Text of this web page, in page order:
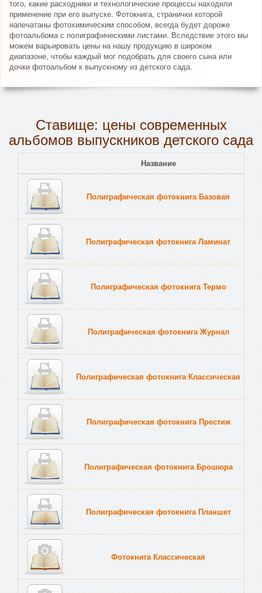
того, какие расходники и технологические процессы находили
применение при его выпуске. Фотокнига, странички которой
напечатаны фотохимическим способом, всегда будет дороже
фотоальбома с полиграфическими листами. Вследствие этого мы
можем варьировать цены на нашу продукцию в широком
диапазоне, чтобы каждый мог подобрать для своего сына или
дочки фотоальбом к выпускному из детского сада.
Ставище: цены современных
альбомов выпускников детского сада
Название
Полиграфическая фотокнига Базовая
Полиграфическая фотокнига Ламинат
Полиграфическая фотокнига Термо
Полиграфическая фотокнига Журнал
Полиграфическая фотокнига Классическая
Полиграфическая фотокнига Престиж
Полиграфическая фотокнига Брошюра
Полиграфическая фотокнига Планшет
Фотокнига Классическая